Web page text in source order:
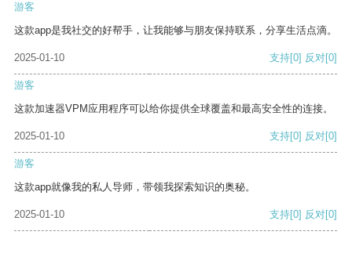
游客
这款app是我社交的好帮手，让我能够与朋友保持联系，分享生活点滴。
2025-01-10 支持[0] 反对[0]
游客
这款加速器VPM应用程序可以给你提供全球覆盖和最高安全性的连接。
2025-01-10 支持[0] 反对[0]
游客
这款app就像我的私人导师，带领我探索知识的奥秘。
2025-01-10 支持[0] 反对[0]